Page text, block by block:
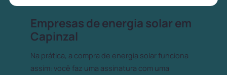
Empresas de energia solar em
Capinzal
Na prática, a compra de energia solar funciona
assim: você faz uma assinatura com uma